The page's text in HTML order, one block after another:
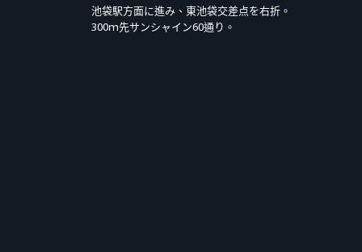
池袋駅方面に進み、東池袋交差点を右折。
300ｍ先サンシャイン60通り。